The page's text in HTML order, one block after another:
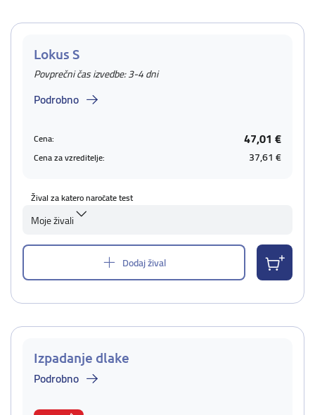
Lokus S
Povprečni čas izvedbe: 3-4 dni
Podrobno
Cena: 47,01 €
Cena za vzreditelje: 37,61 €
Žival za katero naročate test
Moje živali
Dodaj žival
Izpadanje dlake
Podrobno